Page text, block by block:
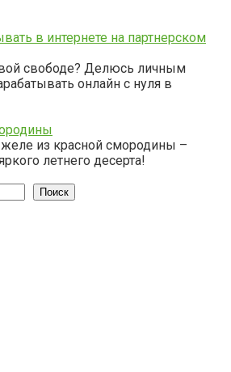
в интернете на партнерском
свободе? Делюсь личным
онлайн с нуля в
из красной смородины –
летнего десерта!
Поиск